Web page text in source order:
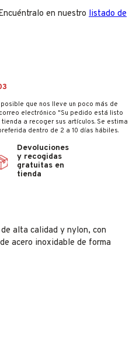
en nuestro listado de
que nos lleve un poco más de
electrónico "Su pedido está listo
a recoger sus artículos. Se estima
dentro de 2 a 10 días hábiles.
Devoluciones
y recogidas
gratuitas en
tienda
alta calidad y nylon, con
acero inoxidable de forma